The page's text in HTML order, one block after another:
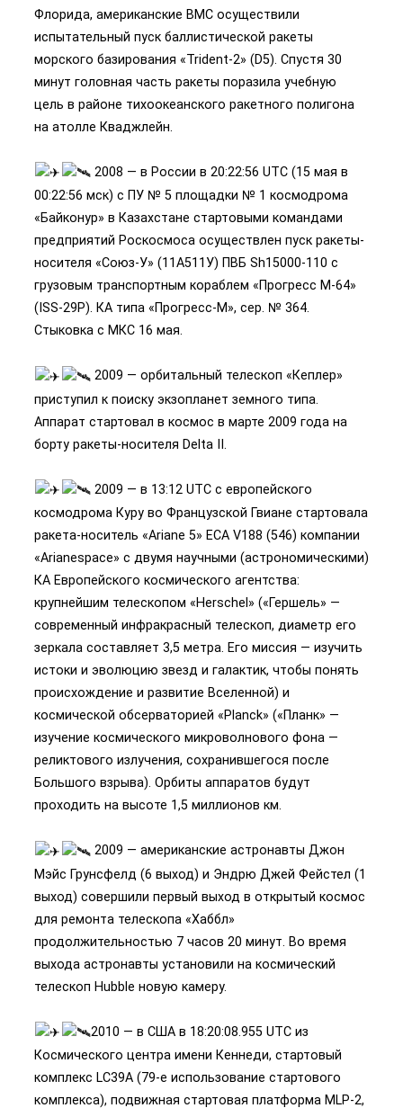
Флорида, американские ВМС осуществили
испытательный пуск баллистической ракеты
морского базирования «Trident-2» (D5). Спустя 30
минут головная часть ракеты поразила учебную
цель в районе тихоокеанского ракетного полигона
на атолле Кваджлейн.
2008 — в России в 20:22:56 UTC (15 мая в
00:22:56 мск) с ПУ № 5 площадки № 1 космодрома
«Байконур» в Казахстане стартовыми командами
предприятий Роскосмоса осуществлен пуск ракеты-
носителя «Союз-У» (11А511У) ПВБ Sh15000-110 с
грузовым транспортным кораблем «Прогресс М-64»
(ISS-29P). КА типа «Прогресс-M», сер. № 364.
Стыковка с МКС 16 мая.
2009 — орбитальный телескоп «Кеплер»
приступил к поиску экзопланет земного типа.
Аппарат стартовал в космос в марте 2009 года на
борту ракеты-носителя Delta II.
2009 — в 13:12 UTC с европейского
космодрома Куру во Французской Гвиане стартовала
ракета-носитель «Ariane 5» ECA V188 (546) компании
«Arianespace» с двумя научными (астрономическими)
КА Европейского космического агентства:
крупнейшим телескопом «Herschel» («Гершель» —
современный инфракрасный телескоп, диаметр его
зеркала составляет 3,5 метра. Его миссия — изучить
истоки и эволюцию звезд и галактик, чтобы понять
происхождение и развитие Вселенной) и
космической обсерваторией «Planсk» («Планк» —
изучение космического микроволнового фона —
реликтового излучения, сохранившегося после
Большого взрыва). Орбиты аппаратов будут
проходить на высоте 1,5 миллионов км.
2009 — американские астронавты Джон
Мэйс Грунсфелд (6 выход) и Эндрю Джей Фейстел (1
выход) совершили первый выход в открытый космос
для ремонта телескопа «Хаббл»
продолжительностью 7 часов 20 минут. Во время
выхода астронавты установили на космический
телескоп Hubble новую камеру.
2010 — в США в 18:20:08.955 UTC из
Космического центра имени Кеннеди, стартовый
комплекс LC39A (79-е использование стартового
комплекса), подвижная стартовая платформа MLP-2,